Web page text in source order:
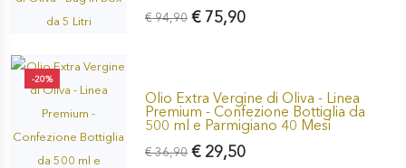
€ 75,90
€ 94,90
-20%
Olio Extra Vergine di Oliva - Linea
Premium - Confezione Bottiglia da
500 ml e Parmigiano 40 Mesi
€ 29,50
€ 36,90